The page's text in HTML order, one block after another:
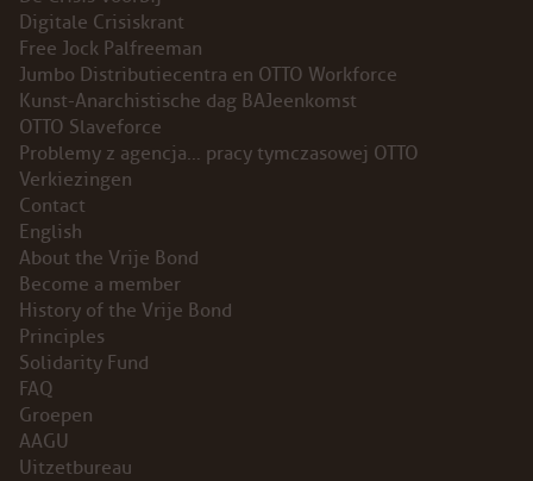
INSTAGRAM
BLUESKY
ENGLISH
ABOUT THE VRIJE BOND
PRINCIPLES
BECOME A MEMBER
SOLIDARITY FUND
HISTORY OF THE VRIJE BOND
Digitale Crisiskrant
Free Jock Palfreeman
Jumbo Distributiecentra en OTTO Workforce
Kunst-Anarchistische dag BAJeenkomst
OTTO Slaveforce
Problemy z agencja… pracy tymczasowej OTTO
Verkiezingen
Contact
English
About the Vrije Bond
Become a member
History of the Vrije Bond
Principles
Solidarity Fund
FAQ
Groepen
AAGU
Uitzetbureau